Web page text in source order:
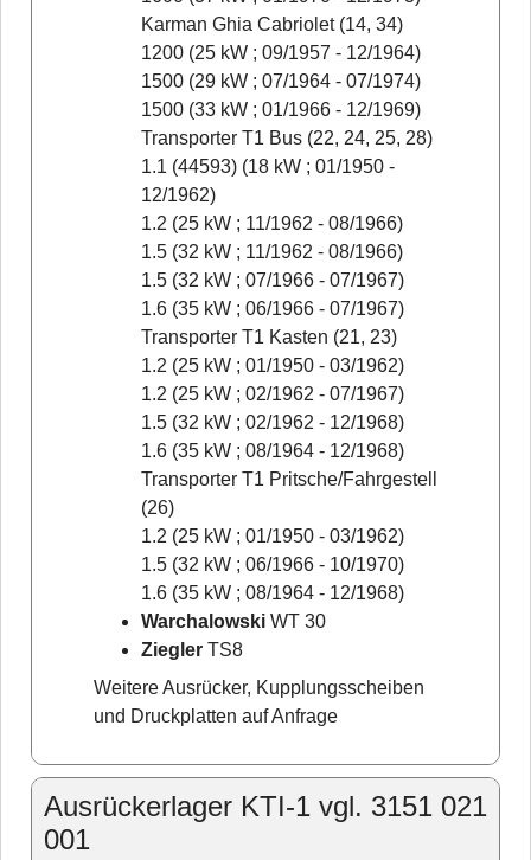
Karman Ghia Cabriolet (14, 34)
1200 (25 kW ; 09/1957 - 12/1964)
1500 (29 kW ; 07/1964 - 07/1974)
1500 (33 kW ; 01/1966 - 12/1969)
Transporter T1 Bus (22, 24, 25, 28)
1.1 (44593) (18 kW ; 01/1950 -
12/1962)
1.2 (25 kW ; 11/1962 - 08/1966)
1.5 (32 kW ; 11/1962 - 08/1966)
1.5 (32 kW ; 07/1966 - 07/1967)
1.6 (35 kW ; 06/1966 - 07/1967)
Transporter T1 Kasten (21, 23)
1.2 (25 kW ; 01/1950 - 03/1962)
1.2 (25 kW ; 02/1962 - 07/1967)
1.5 (32 kW ; 02/1962 - 12/1968)
1.6 (35 kW ; 08/1964 - 12/1968)
Transporter T1 Pritsche/Fahrgestell
(26)
1.2 (25 kW ; 01/1950 - 03/1962)
1.5 (32 kW ; 06/1966 - 10/1970)
1.6 (35 kW ; 08/1964 - 12/1968)
Warchalowski WT 30
Ziegler TS8
Weitere Ausrücker, Kupplungsscheiben
und Druckplatten auf Anfrage
Ausrückerlager KTI-1 vgl. 3151 021
001